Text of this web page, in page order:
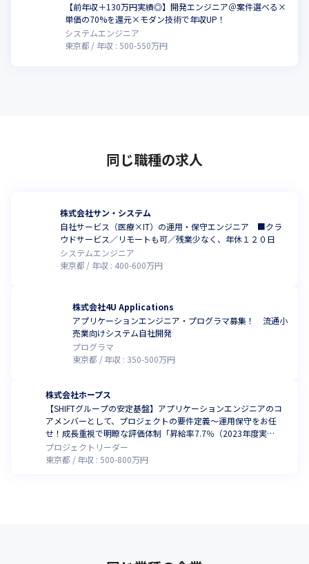
【前年収＋130万円実績◎】開発エンジニア＠案件選べる×
単価の70%を還元×モダン技術で年収UP！
システムエンジニア
東京都
年収 : 500-550万円
同じ職種の求人
株式会社サン・システム
自社サービス（医療×IT）の運用・保守エンジニア ■クラ
ウドサービス／リモートも可／残業少なく、年休１２０日
システムエンジニア
東京都
年収 : 400-600万円
株式会社4U Applications
アプリケーションエンジニア・プログラマ募集！ 流通小
売業向けシステム自社開発
プログラマ
東京都
年収 : 350-500万円
株式会社ホープス
【SHIFTグループの安定基盤】アプリケーションエンジニアのコ
アメンバーとして、プロジェクトの要件定義～運用保守をお任
せ！成長重視で明瞭な評価体制「昇給率7.7％（2023年度実
績）」
プロジェクトリーダー
東京都
年収 :500-800万円